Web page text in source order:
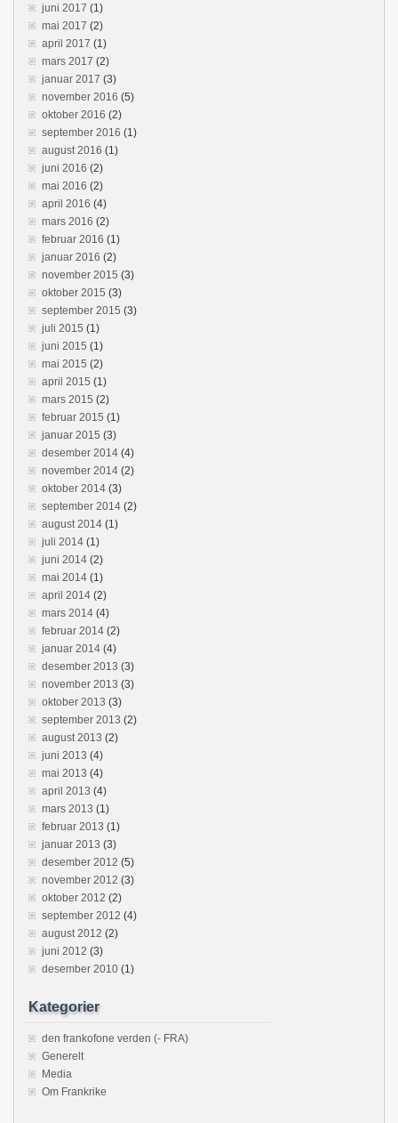
juni 2017 (1)
mai 2017 (2)
april 2017 (1)
mars 2017 (2)
januar 2017 (3)
november 2016 (5)
oktober 2016 (2)
september 2016 (1)
august 2016 (1)
juni 2016 (2)
mai 2016 (2)
april 2016 (4)
mars 2016 (2)
februar 2016 (1)
januar 2016 (2)
november 2015 (3)
oktober 2015 (3)
september 2015 (3)
juli 2015 (1)
juni 2015 (1)
mai 2015 (2)
april 2015 (1)
mars 2015 (2)
februar 2015 (1)
januar 2015 (3)
desember 2014 (4)
november 2014 (2)
oktober 2014 (3)
september 2014 (2)
august 2014 (1)
juli 2014 (1)
juni 2014 (2)
mai 2014 (1)
april 2014 (2)
mars 2014 (4)
februar 2014 (2)
januar 2014 (4)
desember 2013 (3)
november 2013 (3)
oktober 2013 (3)
september 2013 (2)
august 2013 (2)
juni 2013 (4)
mai 2013 (4)
april 2013 (4)
mars 2013 (1)
februar 2013 (1)
januar 2013 (3)
desember 2012 (5)
november 2012 (3)
oktober 2012 (2)
september 2012 (4)
august 2012 (2)
juni 2012 (3)
desember 2010 (1)
Kategorier
den frankofone verden (- FRA)
Generelt
Media
Om Frankrike